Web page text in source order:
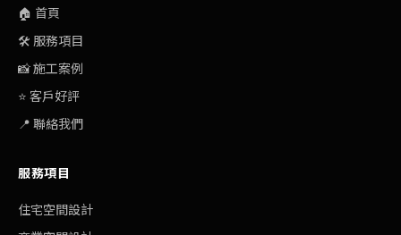
🏠 首頁
🛠️ 服務項目
📸 施工案例
⭐ 客戶好評
📍 聯絡我們
服務項目
住宅空間設計